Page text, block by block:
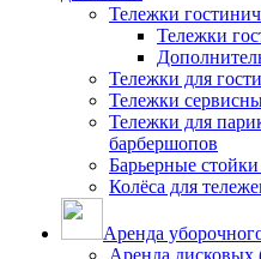
Тележки
Тележки
Тележки для
Тележки
Тележки для
барбершопов
Барьерные
Колёса для
Аренда
Аренда